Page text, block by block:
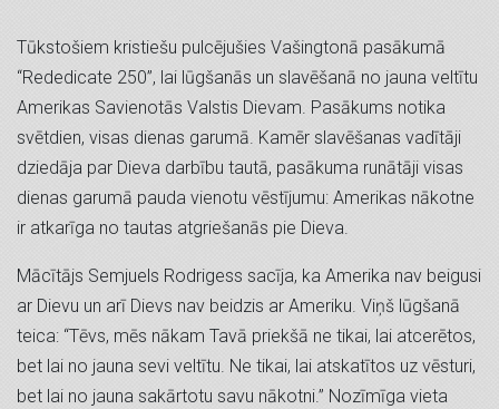
Tūkstošiem kristiešu pulcējušies Vašingtonā pasākumā
“Rededicate 250”, lai lūgšanās un slavēšanā no jauna veltītu
Amerikas Savienotās Valstis Dievam. Pasākums notika
svētdien, visas dienas garumā. Kamēr slavēšanas vadītāji
dziedāja par Dieva darbību tautā, pasākuma runātāji visas
dienas garumā pauda vienotu vēstījumu: Amerikas nākotne
ir atkarīga no tautas atgriešanās pie Dieva.
Mācītājs Semjuels Rodrigess sacīja, ka Amerika nav beigusi
ar Dievu un arī Dievs nav beidzis ar Ameriku. Viņš lūgšanā
teica: “Tēvs, mēs nākam Tavā priekšā ne tikai, lai atcerētos,
bet lai no jauna sevi veltītu. Ne tikai, lai atskatītos uz vēsturi,
bet lai no jauna sakārtotu savu nākotni.” Nozīmīga vieta